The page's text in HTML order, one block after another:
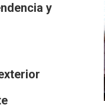
y